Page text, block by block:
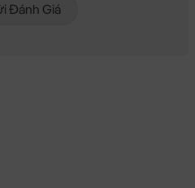
Đánh Giá